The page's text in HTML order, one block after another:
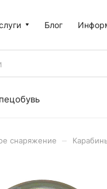
Блог
снаряжение